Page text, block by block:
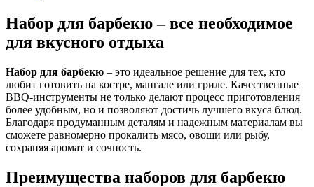
Набор для барбекю – все необходимое
для вкусного отдыха
Набор для барбекю – это идеальное решение для тех, кто
любит готовить на костре, мангале или гриле. Качественные
BBQ-инструменты не только делают процесс приготовления
более удобным, но и позволяют достичь лучшего вкуса блюд.
Благодаря продуманным деталям и надежным материалам вы
сможете равномерно прокалить мясо, овощи или рыбу,
сохраняя аромат и сочность.
Преимущества наборов для барбекю